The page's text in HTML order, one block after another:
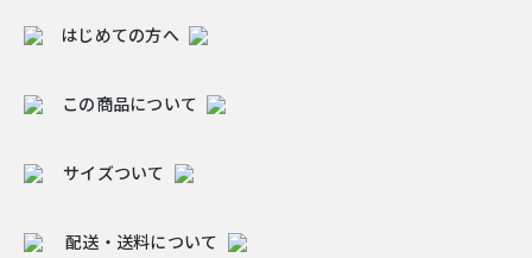
はじめての方へ
この商品について
サイズついて
配送・送料について